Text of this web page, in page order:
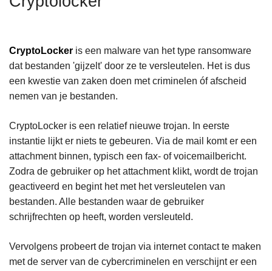
CryptoLocker is een malware van het type ransomware
dat bestanden 'gijzelt' door ze te versleutelen. Het is dus
een kwestie van zaken doen met criminelen óf afscheid
nemen van je bestanden.
CryptoLocker is een relatief nieuwe trojan. In eerste
instantie lijkt er niets te gebeuren. Via de mail komt er een
attachment binnen, typisch een fax- of voicemailbericht.
Zodra de gebruiker op het attachment klikt, wordt de trojan
geactiveerd en begint het met het versleutelen van
bestanden. Alle bestanden waar de gebruiker
schrijfrechten op heeft, worden versleuteld.
Vervolgens probeert de trojan via internet contact te maken
met de server van de cybercriminelen en verschijnt er een